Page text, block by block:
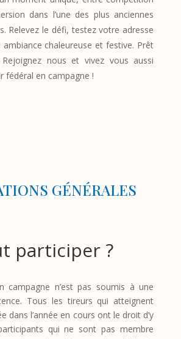
dans l’une des plus anciennes
Relevez le défi, testez votre adresse
ambiance chaleureuse et festive. Prêt
nous et vivez vous aussi
fédéral en campagne !
GÉNÉRALES
participer ?
campagne n’est pas soumis à une
Tous les tireurs qui atteignent
dans l’année en cours ont le droit d’y
qui ne sont pas membre